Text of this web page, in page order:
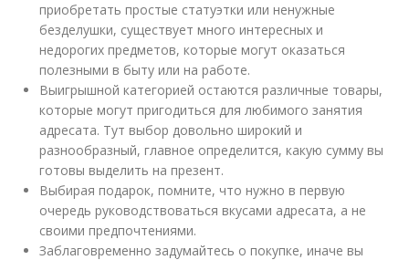
приобретать простые статуэтки или ненужные
безделушки, существует много интересных и
недорогих предметов, которые могут оказаться
полезными в быту или на работе.
Выигрышной категорией остаются различные товары,
которые могут пригодиться для любимого занятия
адресата. Тут выбор довольно широкий и
разнообразный, главное определится, какую сумму вы
готовы выделить на презент.
Выбирая подарок, помните, что нужно в первую
очередь руководствоваться вкусами адресата, а не
своими предпочтениями.
Заблаговременно задумайтесь о покупке, иначе вы